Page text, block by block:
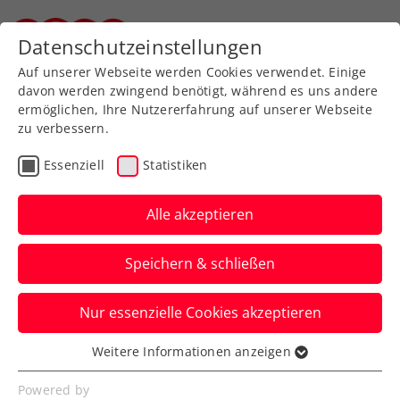
Zurück zur Newsübersicht
ATP
ATP Paris: Davis-Cup-
Asse Erler und Miedler
bereits in Hochform
Beide stehen beim ATP-Masters-1000-
Event in Frankreich mit ihren Partnern
bereits im Viertelfinale.
Verfasst von: KURIER / Manuel Wachta, 30.10.2025
Datenschutzeinstellungen
Auf unserer Webseite werden Cookies verwendet. Einige
davon werden zwingend benötigt, während es uns andere
ermöglichen, Ihre Nutzererfahrung auf unserer Webseite
zu verbessern.
Essenziell Statistiken
Alle akzeptieren
Speichern & schließen
Nur essenzielle Cookies akzeptieren
Essenziell
Essenzielle Cookies werden für grundlegende
Weitere Informationen anzeigen
Powered by